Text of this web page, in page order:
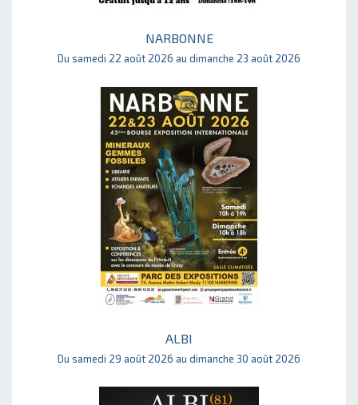
NARBONNE
Du samedi 22 août 2026 au dimanche 23 août 2026
ALBI
Du samedi 29 août 2026 au dimanche 30 août 2026